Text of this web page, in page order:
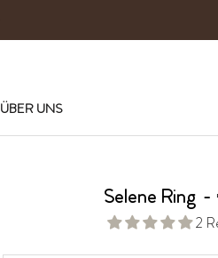
ÜBER UNS
Selene Ring -
2